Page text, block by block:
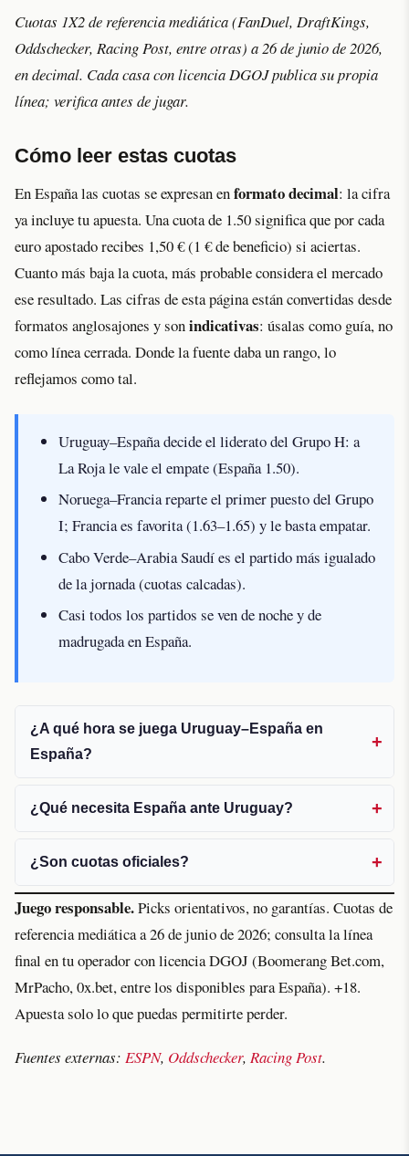
Cuotas 1X2 de referencia mediática (FanDuel, DraftKings,
Oddschecker, Racing Post, entre otras) a 26 de junio de 2026,
en decimal. Cada casa con licencia DGOJ publica su propia
línea; verifica antes de jugar.
Cómo leer estas cuotas
En España las cuotas se expresan enformato decimal: la cifra
ya incluye tu apuesta. Una cuota de 1.50 significa que por cada
euro apostado recibes 1,50 € (1 € de beneficio) si aciertas.
Cuanto más baja la cuota, más probable considera el mercado
ese resultado. Las cifras de esta página están convertidas desde
formatos anglosajones y sonindicativas: úsalas como guía, no
como línea cerrada. Donde la fuente daba un rango, lo
reflejamos como tal.
Uruguay–España decide el liderato del Grupo H: a
La Roja le vale el empate (España 1.50).
Noruega–Francia reparte el primer puesto del Grupo
I; Francia es favorita (1.63–1.65) y le basta empatar.
Cabo Verde–Arabia Saudí es el partido más igualado
de la jornada (cuotas calcadas).
Casi todos los partidos se ven de noche y de
madrugada en España.
¿A qué hora se juega Uruguay–España en
España?
¿Qué necesita España ante Uruguay?
¿Son cuotas oficiales?
Juego responsable.Picks orientativos, no garantías. Cuotas de
referencia mediática a 26 de junio de 2026; consulta la línea
final en tu operador con licencia DGOJ (Boomerang Bet.com,
MrPacho, 0x.bet, entre los disponibles para España). +18.
Apuesta solo lo que puedas permitirte perder.
Fuentes externas: ESPN, Oddschecker, Racing Post.